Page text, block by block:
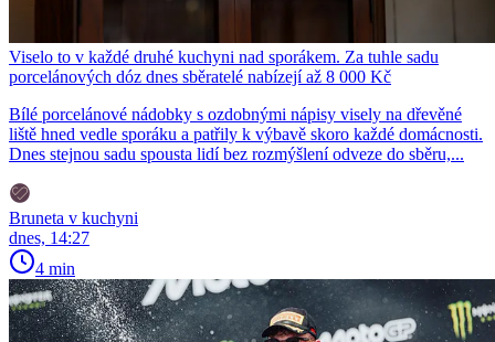
Viselo to v každé druhé kuchyni nad sporákem. Za tuhle sadu
porcelánových dóz dnes sběratelé nabízejí až 8 000 Kč
Bílé porcelánové nádobky s ozdobnými nápisy visely na dřevěné
liště hned vedle sporáku a patřily k výbavě skoro každé domácnosti.
Dnes stejnou sadu spousta lidí bez rozmýšlení odveze do sběru,...
Bruneta v kuchyni
dnes, 14:27
4 min